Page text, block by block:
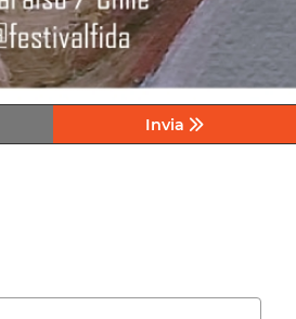
Invia